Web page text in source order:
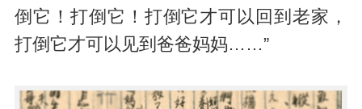
倒它！打倒它！打倒它才可以回到老家，
打倒它才可以见到爸爸妈妈……”